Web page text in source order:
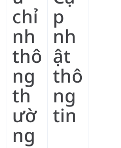
chỉ
nh
thô
ng
th
ườ
ng
p
nh
ật
thô
ng
tin